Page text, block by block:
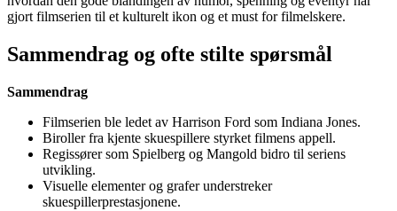
gjort filmserien til et kulturelt ikon og et must for filmelskere.
Sammendrag og ofte stilte spørsmål
Sammendrag
Filmserien ble ledet av Harrison Ford som Indiana Jones.
Biroller fra kjente skuespillere styrket filmens appell.
Regissører som Spielberg og Mangold bidro til seriens
utvikling.
Visuelle elementer og grafer understreker
skuespillerprestasjonene.